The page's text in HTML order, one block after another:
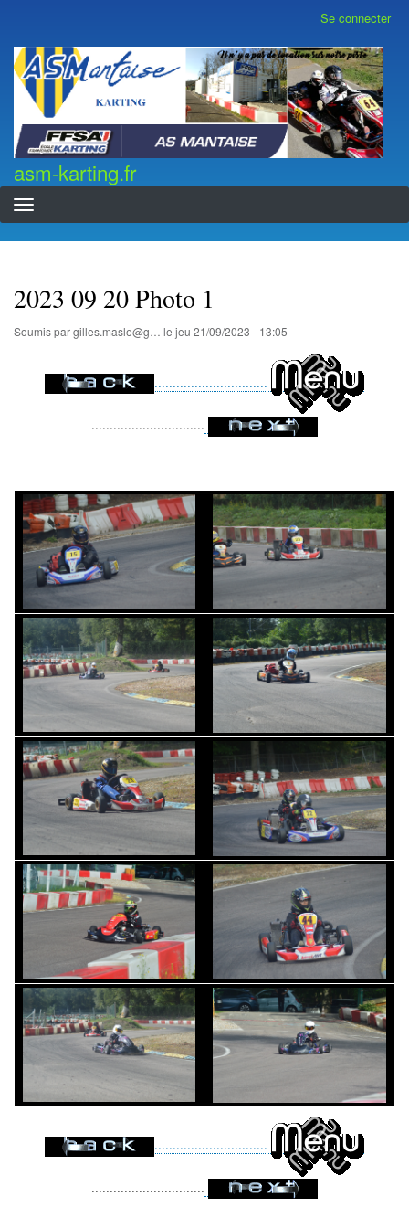
contenu
principal
compte
de
l'utilisateur
Se connecter
asm-karting.fr
asm-karting.fr
2023 09 20 Photo 1
Soumis pargilles.masle@g… le jeu 21/09/2023 - 13:05
...............................
...............................
...............................
...............................